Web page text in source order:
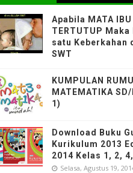
Apabila MATA
TERTUTUP Maka
satu Keberkahan
SWT
KUMPULAN
MATEMATIKA
1)
Download Buku
Kurikulum 2013
2014 Kelas 1, 2,
Selasa, Agustus 19,